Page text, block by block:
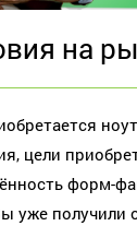
на
цели
форм-
уже получили